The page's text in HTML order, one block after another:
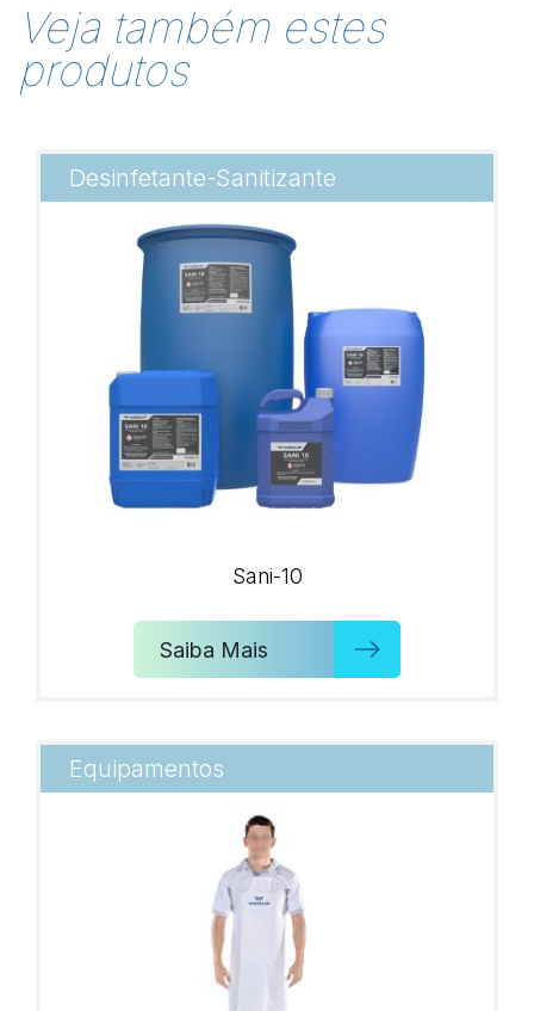
Veja também estes
produtos
Desinfetante-Sanitizante
Sani-10
Saiba Mais
Equipamentos